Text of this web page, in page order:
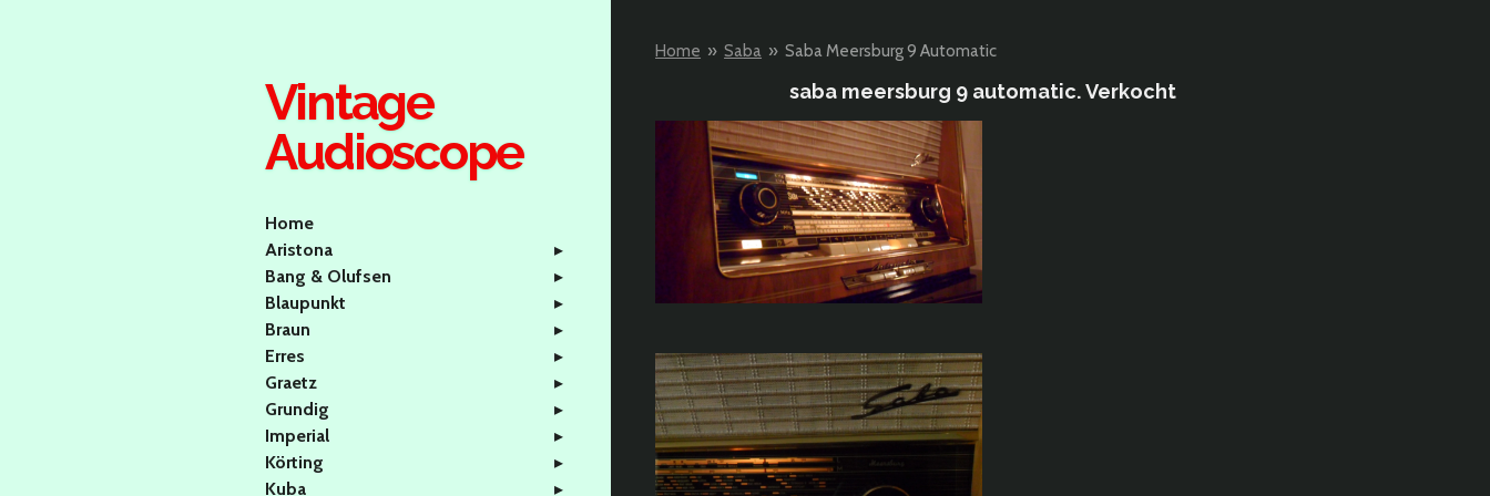
Home » Saba » Saba Meersburg 9 Automatic
saba meersburg 9 automatic. Verkocht
Vintage
Audioscope
Home
Aristona
Bang & Olufsen
Blaupunkt
Braun
Erres
Graetz
Grundig
Imperial
Körting
Kuba